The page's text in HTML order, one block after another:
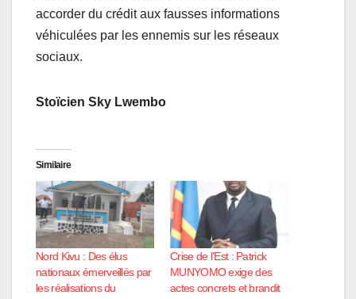
accorder du crédit aux fausses informations
véhiculées par les ennemis sur les réseaux
sociaux.
Stoïcien Sky Lwembo
Similaire
Nord Kivu : Des élus
nationaux émerveillés par
les réalisations du
Crise de l’Est : Patrick
MUNYOMO exige des
actes concrets et brandit